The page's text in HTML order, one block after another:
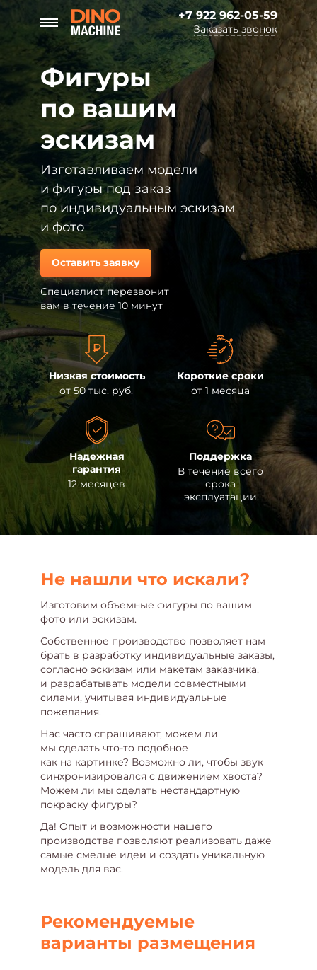
+7 922 962-05-59
Заказать звонок
Фигуры
по вашим
эскизам
Изготавливаем модели
и фигуры под заказ
по индивидуальным эскизам
и фото
Оставить заявку
Специалист перезвонит
вам в течение 10 минут
Низкая стоимость
от 50 тыс. руб.
Короткие сроки
от 1 месяца
Надежная
гарантия
12 месяцев
Поддержка
В течение всего
срока
эксплуатации
Не нашли что искали?
Изготовим объемные фигуры по вашим
фото или эскизам.
Собственное производство позволяет нам
брать в разработку индивидуальные заказы,
согласно эскизам или макетам заказчика,
и разрабатывать модели совместными
силами, учитывая индивидуальные
пожелания.
Нас часто спрашивают, можем ли
мы сделать что-то подобное
как на картинке? Возможно ли, чтобы звук
синхронизировался с движением хвоста?
Можем ли мы сделать нестандартную
покраску фигуры?
Да! Опыт и возможности нашего
производства позволяют реализовать даже
самые смелые идеи и создать уникальную
модель для вас.
Рекомендуемые
варианты размещения